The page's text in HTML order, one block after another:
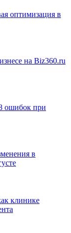
оптимизация в
на Biz360.ru
ошибок при
в
клинике